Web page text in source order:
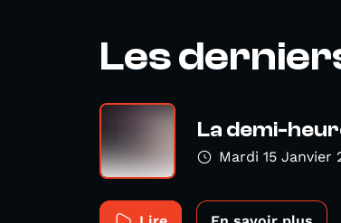
Les
La demi-
Mardi 15 Janvier